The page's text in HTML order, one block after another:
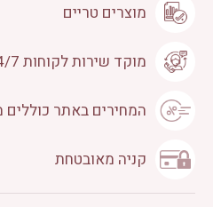
מוצרים טריים
מוקד שירות לקוחות 24/7
המחירים באתר כוללים
קניה מאובטחת